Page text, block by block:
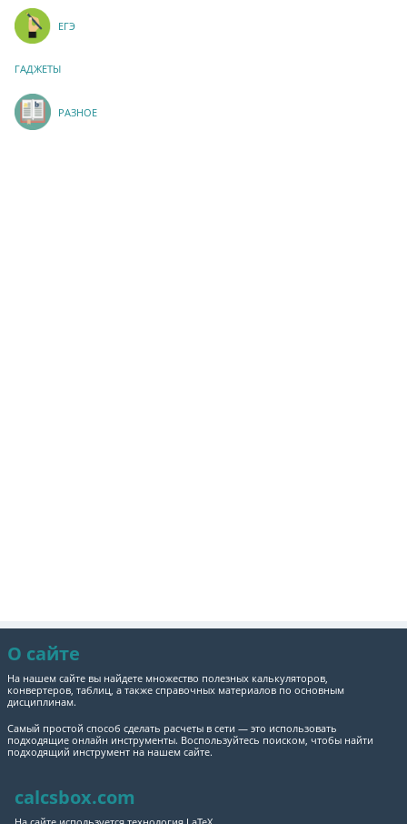
ЕГЭ
ГАДЖЕТЫ
РАЗНОЕ
О сайте
На нашем сайте вы найдете множество полезных калькуляторов,
конвертеров, таблиц, а также справочных материалов по основным
дисциплинам.
Самый простой способ сделать расчеты в сети — это использовать
подходящие онлайн инструменты. Воспользуйтесь поиском, чтобы найти
подходящий инструмент на нашем сайте.
calcsbox.com